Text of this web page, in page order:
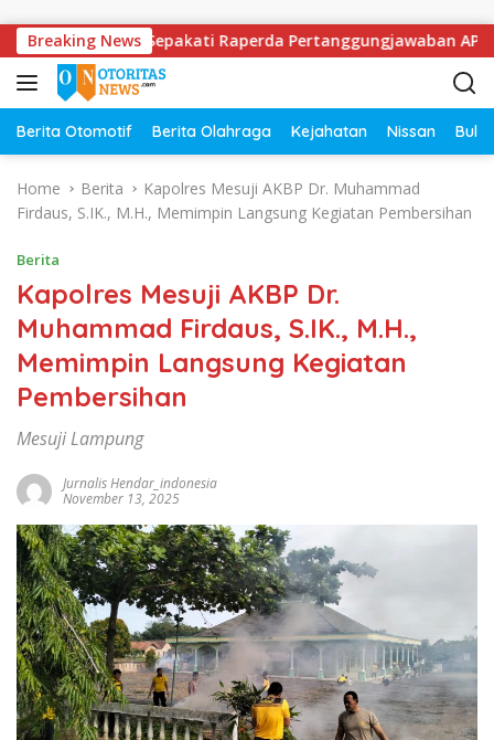
Breaking News
Mesuji Sepakati Raperda Pertanggungjawaban APBD 2025
Berita Otomotif Berita Olahraga Kejahatan Nissan
Home Berita
Kapolres Mesuji AKBP Dr. Muhammad
Firdaus, S.IK., M.H., Memimpin Langsung Kegiatan Pembersihan
Berita
Kapolres Mesuji AKBP Dr.
Muhammad Firdaus, S.IK., M.H.,
Memimpin Langsung Kegiatan
Pembersihan
Mesuji Lampung
Jurnalis Hendar_indonesia
November 13, 2025